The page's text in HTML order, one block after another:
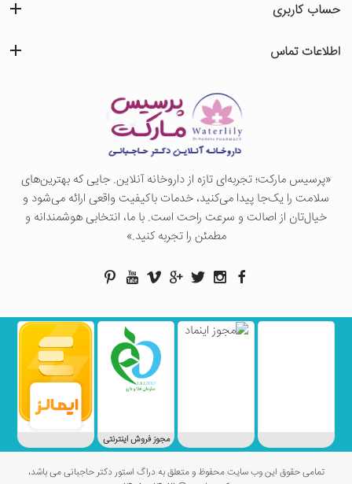
«پرسيس ماركت؛ تجربه‌ای تازه از داروخانه آنلاین. جایی که بهترین‌های
سلامت را یک‌جا پیدا می‌کنید، خدمات باکیفیت واقعی ارائه می‌شود و
خیال‌تان از اصالت و سرعت راحت است. با ما، انتخابی هوشمندانه و
مطمئن را تجربه کنید.»
حساب کاربری
اطلاعات تماس
مجوز فروش اینترنتی
تمامی حقوق این وب سایت محفوظ و متعلق به دراگ استور دکتر حاجبانی می باشد،